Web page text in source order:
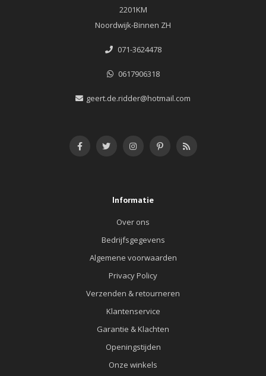
2201KM
Noordwijk-Binnen ZH
071-3624478
0617906318
geert.de.ridder@hotmail.com
Informatie
Over ons
Bedrijfsgegevens
Algemene voorwaarden
Privacy Policy
Verzenden & retourneren
Klantenservice
Garantie & Klachten
Openingstijden
Onze winkels